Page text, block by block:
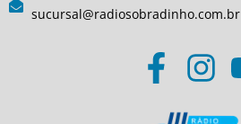
sucursal@radiosobradinho.com.br